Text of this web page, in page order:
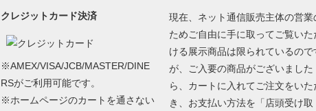
クレジットカード決済
※AMEX/VISA/JCB/MASTER/DINE
RSがご利用可能です。
※ホームページのカートを通さない
現在、ネット通信販売主体の営業
ためご自由に手に取ってご覧いた
ける展示商品は限られているので
が、ご入要の商品がございました
ら、カートに入れてご注文をいた
き、お支払い方法を「店頭受け取